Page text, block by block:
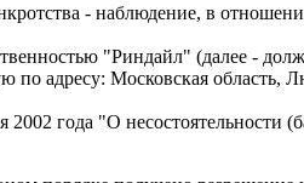
- наблюдение, в
"Риндайл" (далее -
по адресу: Московская
года "О несостоятельности